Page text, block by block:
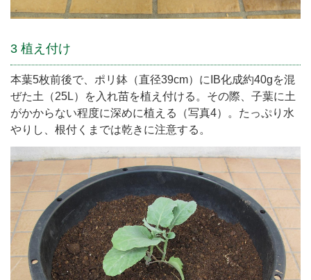
3 植え付け
本葉5枚前後で、ポリ鉢（直径39cm）にIB化成約40gを混
ぜた土（25L）を入れ苗を植え付ける。その際、子葉に土
がかからない程度に深めに植える（写真4）。たっぷり水
やりし、根付くまでは乾きに注意する。